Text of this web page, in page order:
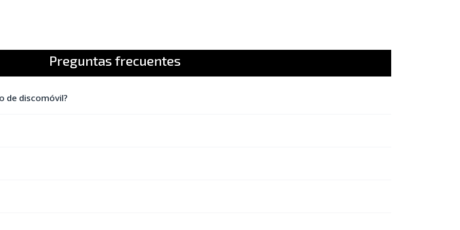
Preguntas frecuentes
de discomóvil?
metros para montar todo el equipo.Es importante contar con espacio para utilizar de
a los diferentes asistentes que puedan haber en el evento. Tambien es posible enviar